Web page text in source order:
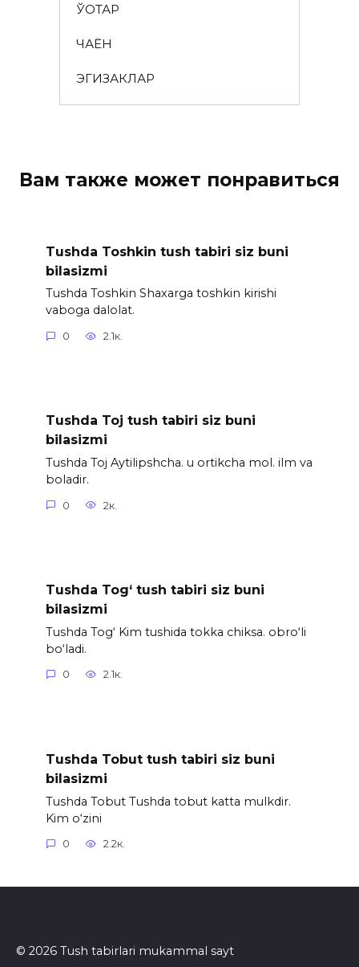
ЎҚОТАР
ЧАЁН
ЭГИЗАКЛАР
Вам также может понравиться
Tushda Toshkin tush tabiri siz buni
bilasizmi
Tushda Toshkin Shaxarga toshkin kirishi
vaboga dalolat.
0 2.1к.
Tushda Toj tush tabiri siz buni
bilasizmi
Tushda Toj Aytilipshcha. u ortikcha mol. ilm va
boladir.
0 2к.
Tushda Tog‘ tush tabiri siz buni
bilasizmi
Tushda Tog‘ Kim tushida tokka chiksa. obro‘li
bo‘ladi.
0 2.1к.
Tushda Tobut tush tabiri siz buni
bilasizmi
Tushda Tobut Tushda tobut katta mulkdir.
Kim o‘zini
0 2.2к.
© 2026 Tush tabirlari mukammal sayt